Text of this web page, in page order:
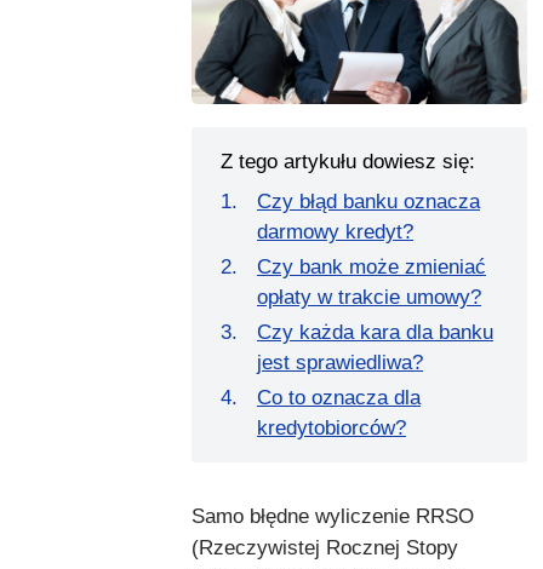
Z tego artykułu dowiesz się:
Czy błąd banku oznacza
darmowy kredyt?
Czy bank może zmieniać
opłaty w trakcie umowy?
Czy każda kara dla banku
jest sprawiedliwa?
Co to oznacza dla
kredytobiorców?
Samo błędne wyliczenie RRSO
(Rzeczywistej Rocznej Stopy